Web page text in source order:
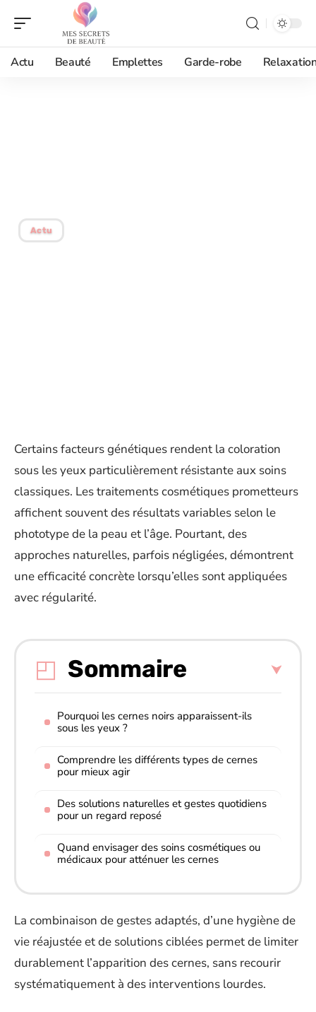
Actu Beauté Emplettes Garde-robe
Actu
Certains facteurs génétiques rendent la coloration
sous les yeux particulièrement résistante aux soins
classiques. Les traitements cosmétiques prometteurs
affichent souvent des résultats variables selon le
phototype de la peau et l’âge. Pourtant, des
approches naturelles, parfois négligées, démontrent
une efficacité concrète lorsqu’elles sont appliquées
avec régularité.
Sommaire
Pourquoi les cernes noirs apparaissent-ils
sous les yeux ?
Comprendre les différents types de cernes
pour mieux agir
Des solutions naturelles et gestes quotidiens
pour un regard reposé
Quand envisager des soins cosmétiques ou
médicaux pour atténuer les cernes
La combinaison de gestes adaptés, d’une hygiène de
vie réajustée et de solutions ciblées permet de limiter
durablement l’apparition des cernes, sans recourir
systématiquement à des interventions lourdes.